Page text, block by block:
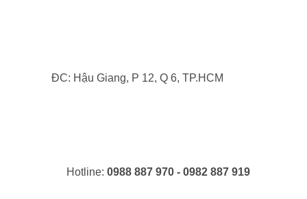
ĐC: Hậu Giang, P 12, Q 6, TP.HCM
Hotline: 0988 887 970 - 0982 887 919